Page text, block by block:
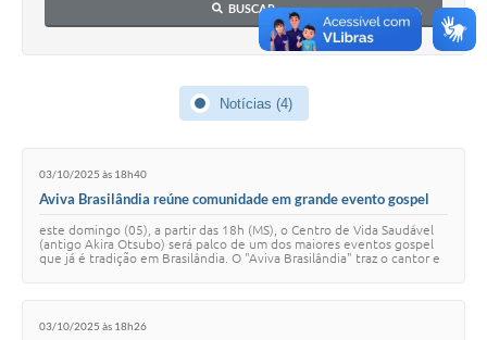
Contato
BUSCAR
Notícias (4)
03/10/2025 às 18h40
Aviva Brasilândia reúne comunidade em grande evento gospel
este domingo (05), a partir das 18h (MS), o Centro de Vida Saudável
(antigo Akira Otsubo) será palco de um dos maiores eventos gospel
que já é tradição em Brasilândia. O "Aviva Brasilândia" traz o cantor e
03/10/2025 às 18h26